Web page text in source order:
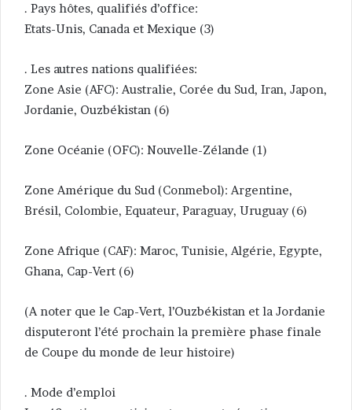
. Pays hôtes, qualifiés d’office:
Etats-Unis, Canada et Mexique (3)
. Les autres nations qualifiées:
Zone Asie (AFC): Australie, Corée du Sud, Iran, Japon,
Jordanie, Ouzbékistan (6)
Zone Océanie (OFC): Nouvelle-Zélande (1)
Zone Amérique du Sud (Conmebol): Argentine,
Brésil, Colombie, Equateur, Paraguay, Uruguay (6)
Zone Afrique (CAF): Maroc, Tunisie, Algérie, Egypte,
Ghana, Cap-Vert (6)
(A noter que le Cap-Vert, l’Ouzbékistan et la Jordanie
disputeront l’été prochain la première phase finale
de Coupe du monde de leur histoire)
. Mode d’emploi